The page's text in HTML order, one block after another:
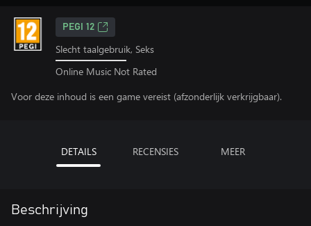
PEGI 12
Slecht taalgebruik, Seks
Online Music Not Rated
Voor deze inhoud is een game vereist (afzonderlijk verkrijgbaar).
DETAILS RECENSIES MEER
Beschrijving